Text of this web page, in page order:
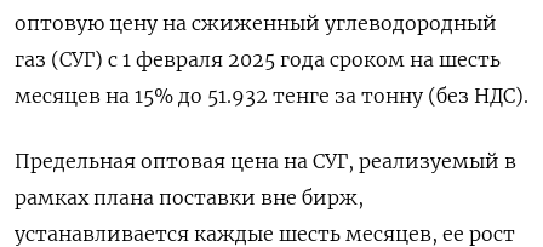
оптовую цену на сжиженный углеводородный
газ (СУГ) с 1 февраля 2025 года сроком на шесть
месяцев на 15% до 51.932 тенге за тонну (без НДС).
Предельная оптовая цена на СУГ, реализуемый в
рамках плана поставки вне бирж,
устанавливается каждые шесть месяцев, ее рост